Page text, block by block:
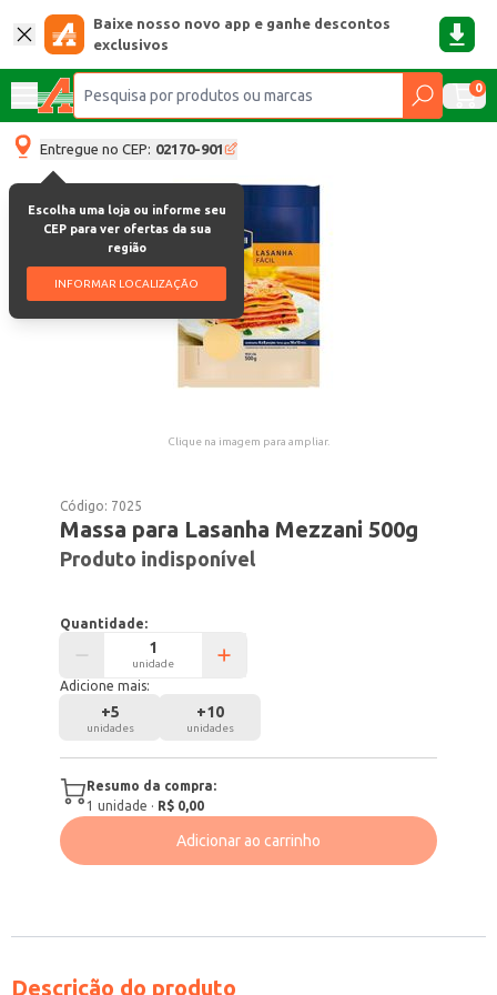
Baixe nosso novo app e ganhe descontos
exclusivos
0
Entregue no CEP: 02170-901
Escolha uma loja ou informe seu
CEP para ver ofertas da sua
região
INFORMAR LOCALIZAÇÃO
Clique na imagem para ampliar.
Código: 7025
Massa para Lasanha Mezzani 500g
Produto indisponível
Quantidade:
unidade
Adicione mais:
+5
unidades
+10
unidades
Resumo da compra:
1 unidade · R$ 0,00
Adicionar ao carrinho
Descrição do produto